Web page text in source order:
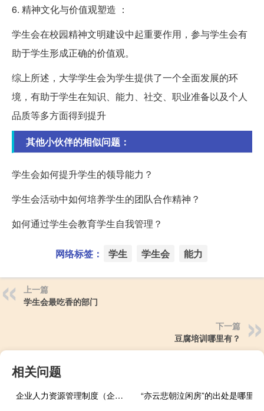
6. 精神文化与价值观塑造 ：
学生会在校园精神文明建设中起重要作用，参与学生会有
助于学生形成正确的价值观。
综上所述，大学学生会为学生提供了一个全面发展的环
境，有助于学生在知识、能力、社交、职业准备以及个人
品质等多方面得到提升
其他小伙伴的相似问题：
学生会如何提升学生的领导能力？
学生会活动中如何培养学生的团队合作精神？
如何通过学生会教育学生自我管理？
网络标签： 学生 学生会 能力
上一篇
学生会最吃香的部门
下一篇
豆腐培训哪里有？
相关问题
企业人力资源管理制度（企业人事管理制度）
“亦云悲朝泣闲房”的出处是哪里